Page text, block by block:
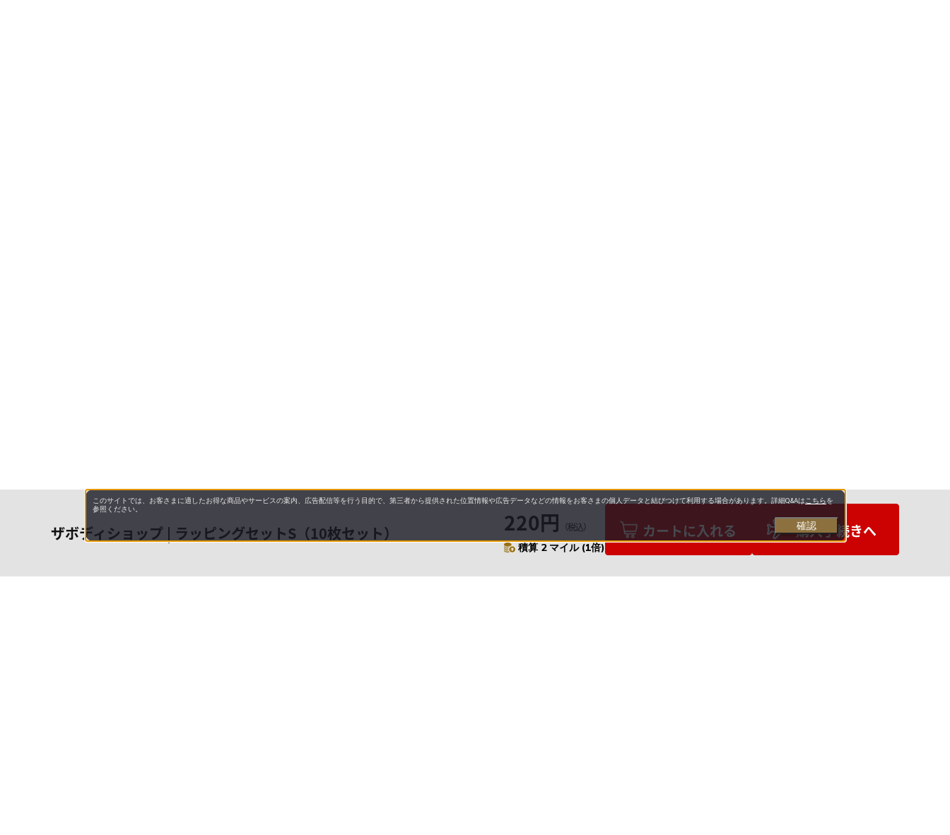
ザボディショップ | ラッピングセットS（10枚セット） 220円 （税込）
積算 2 マイル (1倍)
カートに入れる 購入手続きへ
このサイトでは、お客さまに適したお得な商品やサービスの案内、広告配信等を行う目的で、第三者から提供された位置情報や広告データなどの情報をお客さまの個人データと結びつけて利用する場合があります。詳細Q&Aは こちらを
参照ください。
確認